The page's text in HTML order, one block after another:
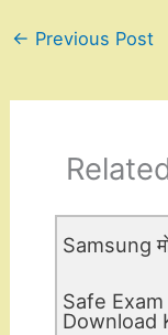
← Previous Post
Samsung
Safe
Download